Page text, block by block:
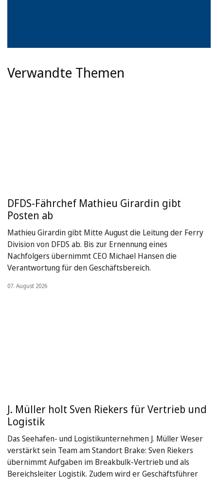
Verwandte Themen
DFDS-Fährchef Mathieu Girardin gibt
Posten ab
Mathieu Girardin gibt Mitte August die Leitung der Ferry
Division von DFDS ab. Bis zur Ernennung eines
Nachfolgers übernimmt CEO Michael Hansen die
Verantwortung für den Geschäftsbereich.
07. August 2026
J. Müller holt Sven Riekers für Vertrieb und
Logistik
Das Seehafen- und Logistikunternehmen J. Müller Weser
verstärkt sein Team am Standort Brake: Sven Riekers
übernimmt Aufgaben im Breakbulk-Vertrieb und als
Bereichsleiter Logistik. Zudem wird er Geschäftsführer